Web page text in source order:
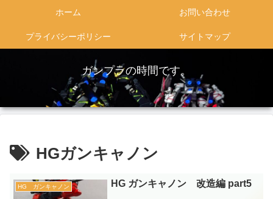
ガンプラの時間です。
ホーム お問い合わせ
プライバシーポリシー サイトマップ
HGガンキャノン
HG ガンキャノン HG ガンキャノン 改造編 part5